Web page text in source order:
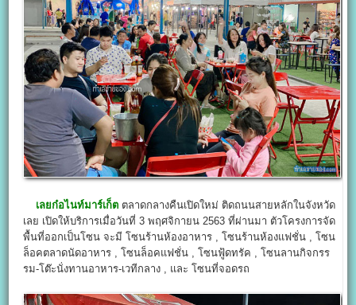
เลยก๋อไนท์มาร์เก็ต ตลาดกลางคืนเปิดใหม่ ติดถนนสายหลักในจังหวัด
เลย เปิดให้บริการเมื่อวันที่ 3 พฤศจิกายน 2563 ที่ผ่านมา ตัวโครงการจัด
พื้นที่ออกเป็นโซน จะมี โซนร้านห้องอาหาร , โซนร้านห้องแฟชั่น , โซน
ล็อคตลาดนัดอาหาร , โซนล็อคแฟชั่น , โซนฟู้ดทรัค , โซนลานกิจกรร
รม-โต๊ะนั่งทานอาหาร-เวทีกลาง , และ โซนที่จอดรถ